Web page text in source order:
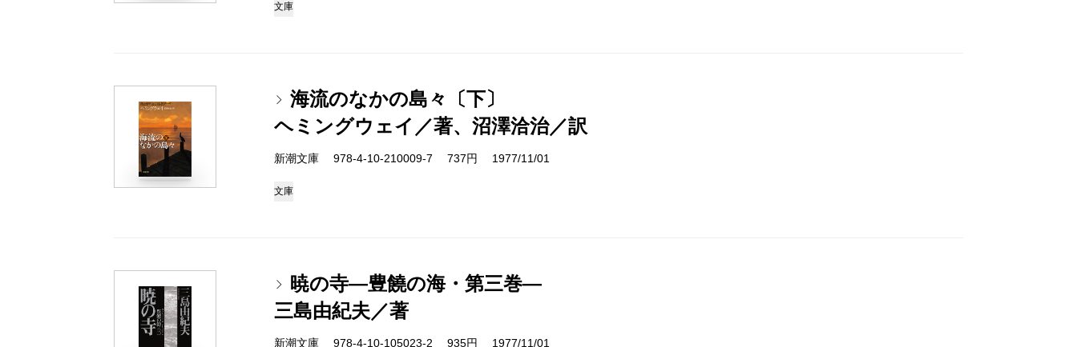
文庫
海流のなかの島々〔下〕
ヘミングウェイ／著、沼澤洽治／訳
新潮文庫 978-4-10-210009-7 737円 1977/11/01
文庫
暁の寺―豊饒の海・第三巻―
三島由紀夫／著
新潮文庫 978-4-10-105023-2 935円 1977/11/01